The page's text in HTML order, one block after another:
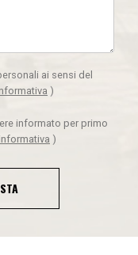
ai sensi del
)
informato per primo
)